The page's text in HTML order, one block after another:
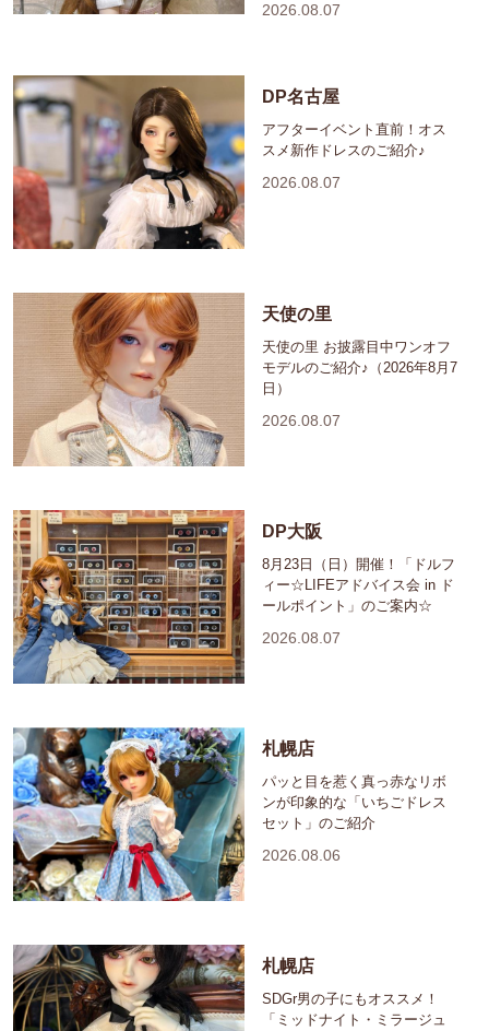
2026.08.07
DP名古屋
アフターイベント直前！オス
スメ新作ドレスのご紹介♪
2026.08.07
天使の里
天使の里 お披露目中ワンオフ
モデルのご紹介♪（2026年8月7
日）
2026.08.07
DP大阪
8月23日（日）開催！「ドルフ
ィー☆LIFEアドバイス会 in ド
ールポイント」のご案内☆
2026.08.07
札幌店
パッと目を惹く真っ赤なリボ
ンが印象的な「いちごドレス
セット」のご紹介
2026.08.06
札幌店
SDGr男の子にもオススメ！
「ミッドナイト・ミラージュ